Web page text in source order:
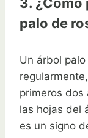
3. ¿Cómo
palo de
Un árbol
primeros dos
las hojas del
es un signo